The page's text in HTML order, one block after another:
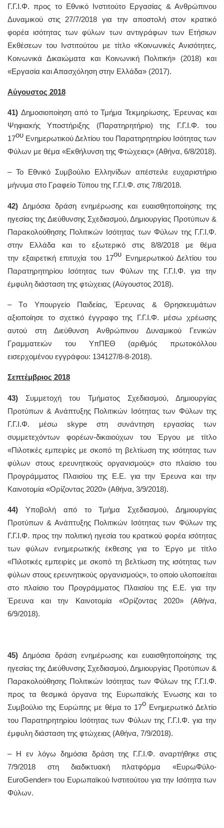
Γ.Γ.Ι.Φ. προς το Εθνικό Ινστιτούτο Εργασίας & Ανθρώπινου
Δυναμικού στις 27/7/2018 για την αποστολή στον κρατικό
φορέα ισότητας των φύλων των αντιγράφων των Ετήσιων
Εκθέσεων του Ινστιτούτου με τίτλο «Κοινωνικές Ανισότητες,
Κοινωνικά Δικαιώματα και Κοινωνική Πολιτική» (2018) και
«Εργασία και Απασχόληση στην Ελλάδα» (2017).
Αύγουστος 2018
41) Δημοσιοποίηση από το Τμήμα Τεκμηρίωσης, Έρευνας και
Ψηφιακής Υποστήριξης (Παρατηρητήριο) της Γ.Γ.Ι.Φ. του
17ου Ενημερωτικού Δελτίου του Παρατηρητηρίου Ισότητας των
Φύλων με θέμα «Εκθήλυνση της Φτώχειας» (Αθήνα, 6/8/2018).
– Το Εθνικό Συμβούλιο Ελληνίδων απέστειλε ευχαριστήριο
μήνυμα στο Γραφείο Τύπου της Γ.Γ.Ι.Φ. στις 7/8/2018.
42) Δημόσια δράση ενημέρωσης και ευαισθητοποίησης της
ηγεσίας της Διεύθυνσης Σχεδιασμού, Δημιουργίας Προτύπων &
Παρακολούθησης Πολιτικών Ισότητας των Φύλων της Γ.Γ.Ι.Φ.
στην Ελλάδα και το εξωτερικό στις 8/8/2018 με θέμα
την εξαιρετική επιτυχία του 17ουΕνημερωτικού Δελτίου του
Παρατηρητηρίου Ισότητας των Φύλων της Γ.Γ.Ι.Φ. για την
έμφυλη διάσταση της φτώχειας (Αύγουστος 2018).
– Τo Υπουργείο Παιδείας, Έρευνας & Θρησκευμάτων
αξιοποίησε το σχετικό έγγραφο της Γ.Γ.Ι.Φ. μέσω χρέωσης
αυτού στη Διεύθυνση Ανθρώπινου Δυναμικού Γενικών
Γραμματειών του ΥπΠΕΘ (αριθμός πρωτοκόλλου
εισερχομένου εγγράφου: 134127/8-8-2018).
Σεπτέμβριος 2018
43) Συμμετοχή του Τμήματος Σχεδιασμού, Δημιουργίας
Προτύπων & Ανάπτυξης Πολιτικών Ισότητας των Φύλων της
Γ.Γ.Ι.Φ. μέσω skype στη συνάντηση εργασίας των
συμμετεχόντων φορέων-δικαιούχων του Έργου με τίτλο
«Πιλοτικές εμπειρίες με σκοπό τη βελτίωση της ισότητας των
φύλων στους ερευνητικούς οργανισμούς» στο πλαίσιο του
Προγράμματος Πλαισίου της Ε.Ε. για την Έρευνα και την
Καινοτομία «Ορίζοντας 2020» (Αθήνα, 3/9/2018).
44) Υποβολή από το Τμήμα Σχεδιασμού, Δημιουργίας
Προτύπων & Ανάπτυξης Πολιτικών Ισότητας των Φύλων της
Γ.Γ.Ι.Φ. προς την πολιτική ηγεσία του κρατικού φορέα ισότητας
των φύλων ενημερωτικής έκθεσης για το Έργο με τίτλο
«Πιλοτικές εμπειρίες με σκοπό τη βελτίωση της ισότητας των
φύλων στους ερευνητικούς οργανισμούς», το οποίο υλοποιείται
στο πλαίσιο του Προγράμματος Πλαισίου της Ε.Ε. για την
Έρευνα και την Καινοτομία «Ορίζοντας 2020» (Αθήνα,
6/9/2018).
45) Δημόσια δράση ενημέρωσης και ευαισθητοποίησης της
ηγεσίας της Διεύθυνσης Σχεδιασμού, Δημιουργίας Προτύπων &
Παρακολούθησης Πολιτικών Ισότητας των Φύλων της Γ.Γ.Ι.Φ.
προς τα θεσμικά όργανα της Ευρωπαϊκής Ένωσης και το
Συμβούλιο της Ευρώπης με θέμα το 17ο Ενημερωτικό Δελτίο
του Παρατηρητηρίου Ισότητας των Φύλων της Γ.Γ.Ι.Φ. για την
έμφυλη διάσταση της φτώχειας (Αθήνα, 7/9/2018).
– Η εν λόγω δημόσια δράση της Γ.Γ.Ι.Φ. αναρτήθηκε στις
7/9/2018 στη διαδικτυακή πλατφόρμα «ΕυρωΦύλο-
EuroGender» του Ευρωπαϊκού Ινστιτούτου για την Ισότητα των
Φύλων.